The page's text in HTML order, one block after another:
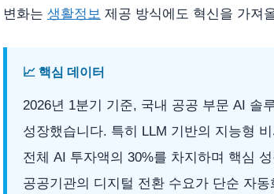
변화는 생활정보 제공 방식에도 혁신을 가져
📈 핵심 데이터
2026년 1분기 기준, 국내 공공 부문 AI 솔
성장했습니다. 특히 LLM 기반의 지능형
전체 AI 투자액의 30%를 차지하며 핵심
공공기관의 디지털 전환 수요가 단순 자